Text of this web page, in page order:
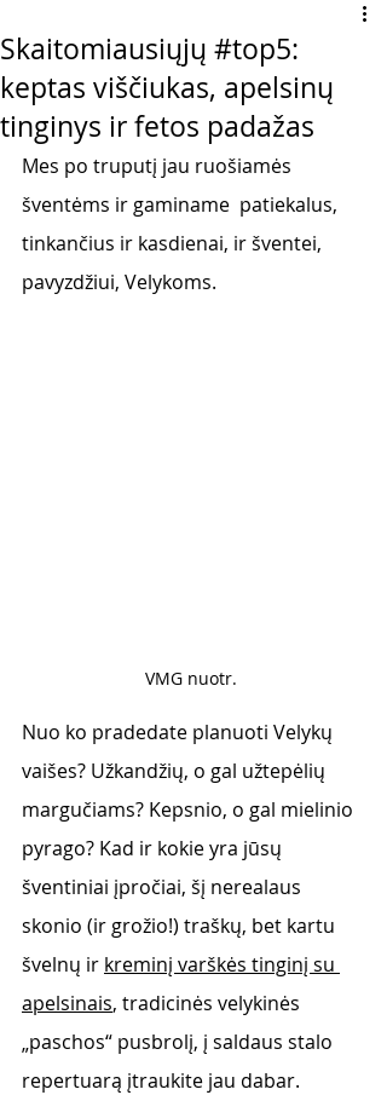
Skaitomiausiųjų #top5:
keptas viščiukas, apelsinų
tinginys ir fetos padažas
Mes po truputį jau ruošiamės
šventėms ir gaminame  patiekalus,
tinkančius ir kasdienai, ir šventei,
pavyzdžiui, Velykoms.
VMG nuotr.
Nuo ko pradedate planuoti Velykų
vaišes? Užkandžių, o gal užtepėlių
margučiams? Kepsnio, o gal mielinio
pyrago? Kad ir kokie yra jūsų
šventiniai įpročiai, šį nerealaus
skonio (ir grožio!) traškų, bet kartu
švelnų ir kreminį varškės tinginį su
apelsinais, tradicinės velykinės
„paschos“ pusbrolį, į saldaus stalo
repertuarą įtraukite jau dabar.